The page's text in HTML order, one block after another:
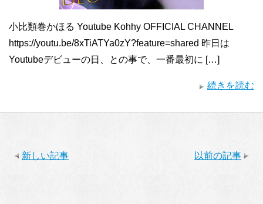
小比類巻かほる Youtube Kohhy OFFICIAL CHANNEL
https://youtu.be/8xTiATYa0zY?feature=shared 昨日は
Youtubeデビューの日、との事で、一番最初に […]
続きを読む
以前の記事
新しい記事